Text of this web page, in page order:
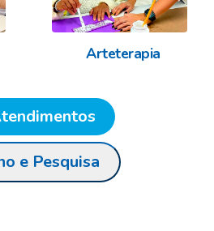
Arteterapia
e Pesquisa